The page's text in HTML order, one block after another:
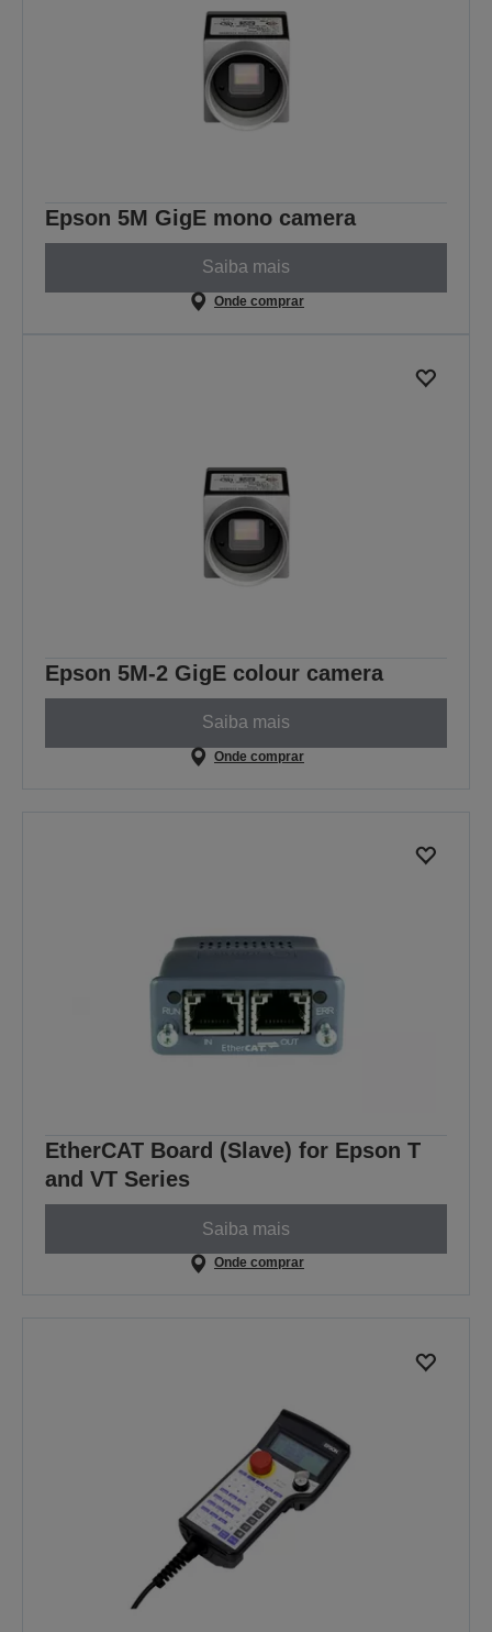
Epson 5M GigE mono camera
Saiba mais
Onde comprar
Epson 5M-2 GigE colour camera
Saiba mais
Onde comprar
EtherCAT Board (Slave) for Epson T
and VT Series
Saiba mais
Onde comprar